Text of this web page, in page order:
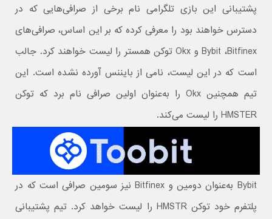
پشتیبانی این بازی تلگرامی نام برخی از صرافی‌هایی که در
دسترس خواهند بود را معرفی کرده که بر این اساس، صرافی‌های
Bybit ،Bitfinex و Okx توکن همستر را لیست خواهند کرد. جالب
است که در این لیست، نامی از بایننس آورده نشده است. این
تیم همچنین Okx را به‌عنوان اولین صرافی نام برد که توکن
HMSTER را لیست می‌کند.
Bybit به‌عنوان دومین و Bitfinex نیز سومین صرافی است که در
پلتفرم خود توکن HMSTR را لیست خواهد کرد. تیم پشتیبانی